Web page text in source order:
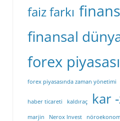
faiz farkı finans
finansal
forex piyasası
forex piyasasında zaman yönetimi
haber ticareti kaldıraç kar
marjin Nerox Invest